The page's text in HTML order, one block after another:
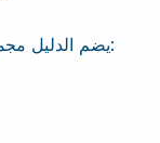
يضم الدليل، ويغطي طيفًا واسعًا من القطاعات، مثل: